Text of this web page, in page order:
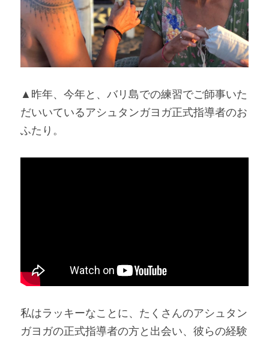
▲昨年、今年と、バリ島での練習でご師事いた
だいいているアシュタンガヨガ正式指導者のお
ふたり。
私はラッキーなことに、たくさんのアシュタン
ガヨガの正式指導者の方と出会い、彼らの経験